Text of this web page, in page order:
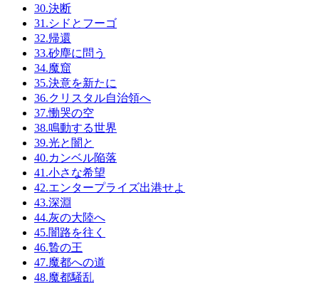
30.決断
31.シドとフーゴ
32.帰還
33.砂塵に問う
34.魔窟
35.決意を新たに
36.クリスタル自治領へ
37.慟哭の空
38.鳴動する世界
39.光と闇と
40.カンベル陥落
41.小さな希望
42.エンタープライズ出港せよ
43.深淵
44.灰の大陸へ
45.闇路を往く
46.贄の王
47.魔都への道
48.魔都騒乱